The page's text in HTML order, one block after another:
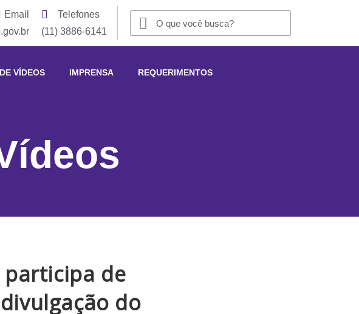
Email
Telefones
(11) 3886-6141
VÍDEOS IMPRENSA REQUERIMENTOS
participa de
do